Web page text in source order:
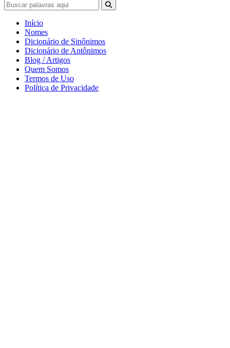
Início
Nomes
Dicionário de Sinônimos
Dicionário de Antônimos
Blog / Artigos
Quem Somos
Termos de Uso
Política de Privacidade